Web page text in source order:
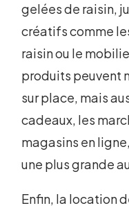
gelées de raisin,
créatifs comme
raisin ou le
produits peuvent
sur place, mais
cadeaux, les
magasins en
une plus grande
Enfin, la location